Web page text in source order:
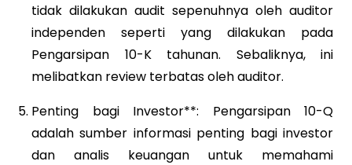
tidak dilakukan audit sepenuhnya oleh auditor
independen seperti yang dilakukan pada
Pengarsipan 10-K tahunan. Sebaliknya, ini
melibatkan review terbatas oleh auditor.
Penting bagi Investor**: Pengarsipan 10-Q
adalah sumber informasi penting bagi investor
dan analis keuangan untuk memahami